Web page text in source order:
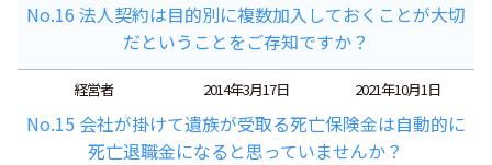
No.16 法人契約は目的別に複数加入しておくことが大切
だということをご存知ですか？
経営者 2014年3月17日 2021年10月1日
No.15 会社が掛けて遺族が受取る死亡保険金は自動的に
死亡退職金になると思っていませんか？